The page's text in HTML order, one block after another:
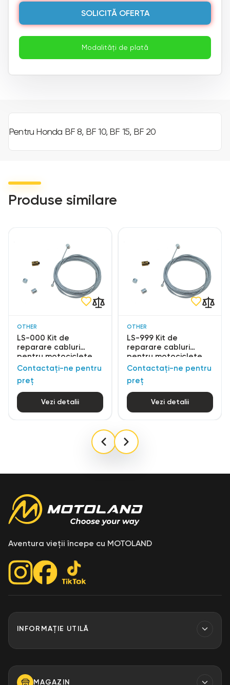
SOLICITĂ OFERTA
Modalități de plată
Pentru Honda BF 8, BF 10, BF 15, BF 20
Produse similare
OTHER
LS-000 Kit de
reparare cabluri
pentru motociclete
Contactați-ne pentru
preț
Vezi detalii
OTHER
LS-999 Kit de
reparare cabluri
pentru motociclete
Contactați-ne pentru
preț
Vezi detalii
Aventura vieții începe cu MOTOLAND
INFORMAȚIE UTILĂ
MAGAZIN